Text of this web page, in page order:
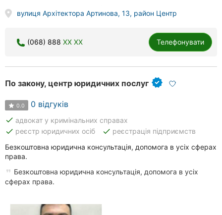
вулиця Архітектора Артинова, 13, район Центр
(068) 888 XX XX Телефонувати
По закону, центр юридичних послуг
0.0 0 відгуків
done адвокат у кримінальних справах
done реєстр юридичних осіб done реєстрація підприємств
Безкоштовна юридична консультація, допомога в усіх сферах
права.
Безкоштовна юридична консультація, допомога в усіх
сферах права.